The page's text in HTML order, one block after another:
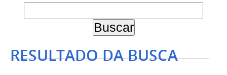
RESULTADO DA BUSCA